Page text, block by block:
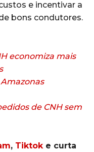
e incentivar a
bons condutores.
economiza mais
de CNH sem
, Tiktoke curta